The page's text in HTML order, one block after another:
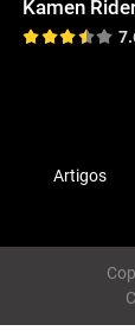
Kamen
Artigos